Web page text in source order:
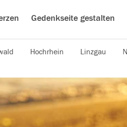
Gedenkseite gestalten
Hochrhein Linzgau